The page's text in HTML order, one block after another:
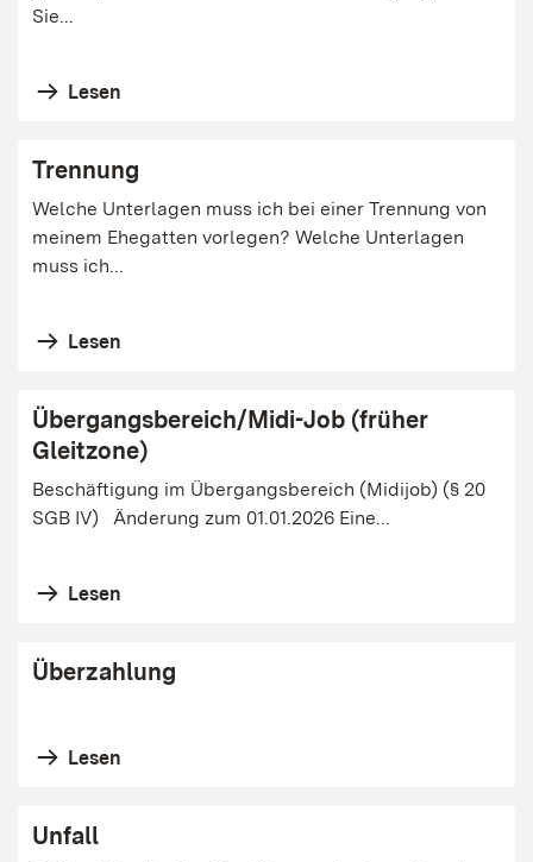
Sie...
Lesen
Trennung
Welche Unterlagen muss ich bei einer Trennung von
meinem Ehegatten vorlegen? Welche Unterlagen
muss ich...
Lesen
Übergangsbereich/Midi-Job (früher
Gleitzone)
Beschäftigung im Übergangsbereich (Midijob) (§ 20
SGB IV) Änderung zum 01.01.2026 Eine...
Lesen
Überzahlung
Lesen
Unfall